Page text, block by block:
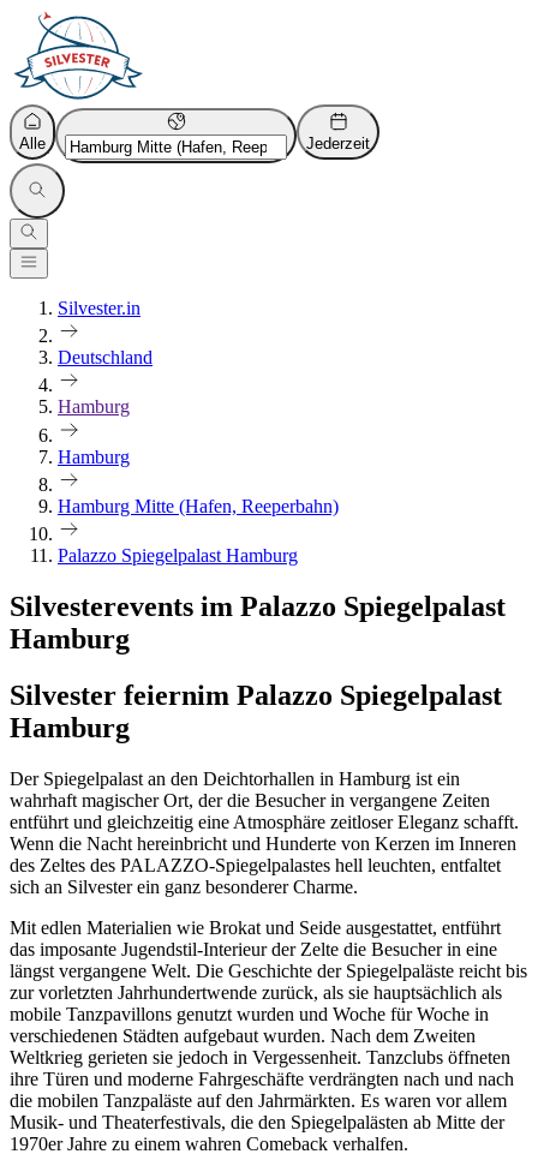
Alle Jederzeit
Silvester.in
Deutschland
Hamburg
Hamburg
Hamburg Mitte (Hafen, Reeperbahn)
Palazzo Spiegelpalast Hamburg
Silvesterevents im Palazzo Spiegelpalast
Hamburg
Silvester feiernim Palazzo Spiegelpalast
Hamburg
Der Spiegelpalast an den Deichtorhallen in Hamburg ist ein
wahrhaft magischer Ort, der die Besucher in vergangene Zeiten
entführt und gleichzeitig eine Atmosphäre zeitloser Eleganz schafft.
Wenn die Nacht hereinbricht und Hunderte von Kerzen im Inneren
des Zeltes des PALAZZO-Spiegelpalastes hell leuchten, entfaltet
sich an Silvester ein ganz besonderer Charme.
Mit edlen Materialien wie Brokat und Seide ausgestattet, entführt
das imposante Jugendstil-Interieur der Zelte die Besucher in eine
längst vergangene Welt. Die Geschichte der Spiegelpaläste reicht bis
zur vorletzten Jahrhundertwende zurück, als sie hauptsächlich als
mobile Tanzpavillons genutzt wurden und Woche für Woche in
verschiedenen Städten aufgebaut wurden. Nach dem Zweiten
Weltkrieg gerieten sie jedoch in Vergessenheit. Tanzclubs öffneten
ihre Türen und moderne Fahrgeschäfte verdrängten nach und nach
die mobilen Tanzpaläste auf den Jahrmärkten. Es waren vor allem
Musik- und Theaterfestivals, die den Spiegelpalästen ab Mitte der
1970er Jahre zu einem wahren Comeback verhalfen.